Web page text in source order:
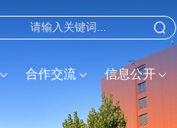
合作交流 信息公开